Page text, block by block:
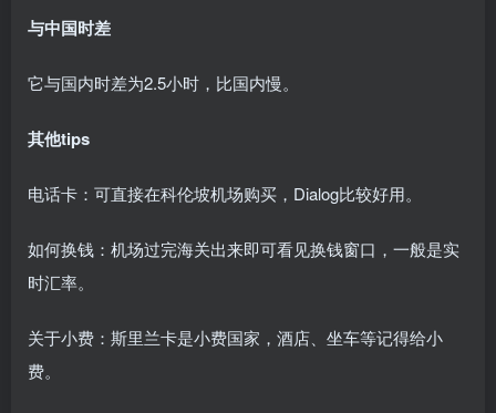
与中国时差
它与国内时差为2.5小时，比国内慢。
其他tips
电话卡：可直接在科伦坡机场购买，Dialog比较好用。
如何换钱：机场过完海关出来即可看见换钱窗口，一般是实
时汇率。
关于小费：斯里兰卡是小费国家，酒店、坐车等记得给小
费。